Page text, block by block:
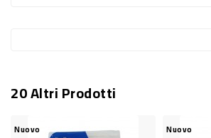
TESSUTI
DETERGENTI
20 Altri Prodotti
Nuovo Nuovo